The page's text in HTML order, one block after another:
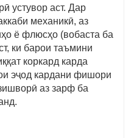
устувор аст. Дар
механикӣ, аз
ё флюсҳо (вобаста ба
ки барои таъмини
коркард карда
эҷод кардани фишори
аз зарф ба